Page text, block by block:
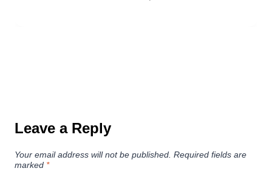
Leave a Reply
Your email address will not be published. Required fields are
marked *